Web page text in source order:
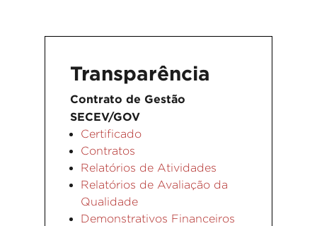
Transparência
Contrato de Gestão
SECEV/GOV
Certificado
Contratos
Relatórios de Atividades
Relatórios de Avaliação da
Qualidade
Demonstrativos Financeiros